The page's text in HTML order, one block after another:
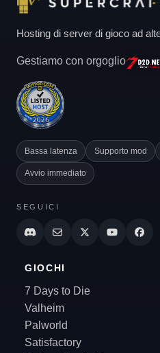
Hosting di server di gioco ad
Gestiamo con orgoglio
Bassa latenza Supporto mod
Avvio immediato
SEGUICI
GIOCHI
7 Days to Die
Valheim
Palworld
Satisfactory